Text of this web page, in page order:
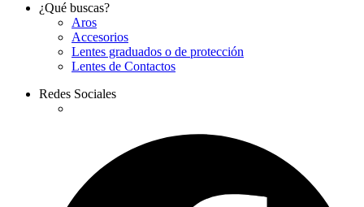
¿Qué buscas?
Aros
Accesorios
Lentes graduados o de protección
Lentes de Contactos
Redes Sociales